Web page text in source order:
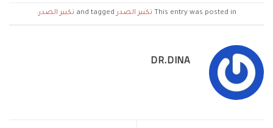
This entry was posted in تكبير الصدر تكبير الصدر.
DR.DINA